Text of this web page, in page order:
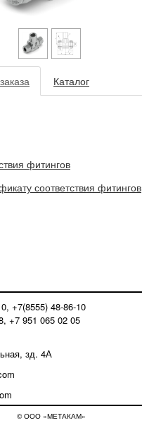
Каталог
фитингов
соответствия фитингов
+7(8555) 48-86-10
+7 951 065 02 05
зд. 4А
© ООО «МЕТАКАМ»